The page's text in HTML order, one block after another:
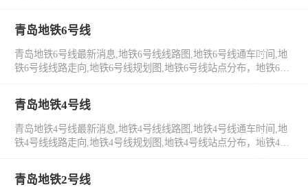
官
站
青岛地铁6号线
青岛地铁6号线最新消息,地铁6号线线路图,地铁6号线通车时间,地
铁6号线线路走向,地铁6号线规划图,地铁6号线站点分布，地铁6号
青岛地铁4号线
青岛地铁4号线最新消息,地铁4号线线路图,地铁4号线通车时间,地
铁4号线线路走向,地铁4号线规划图,地铁4号线站点分布，地铁4号
青岛地铁2号线